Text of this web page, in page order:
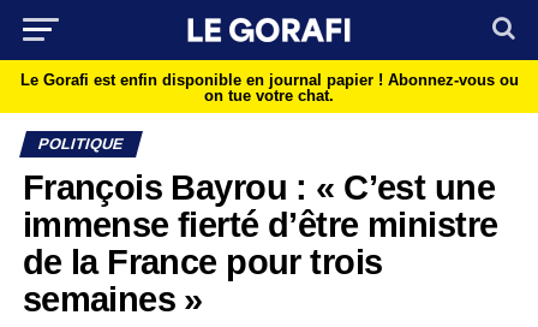
Le Gorafi est enfin disponible en journal papier ! Abonnez-vous ou
on tue votre chat.
POLITIQUE
François Bayrou : « C’est une
immense fierté d’être ministre
de la France pour trois
semaines »